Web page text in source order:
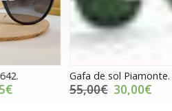
Gafa de sol Piamonte.
30,00€